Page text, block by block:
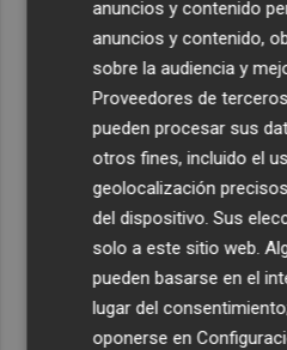
anuncios y contenido
anuncios y contenido,
sobre la audiencia y
Proveedores de
pueden procesar sus
otros fines, incluido el
geolocalización
del dispositivo. Sus
solo a este sitio web.
pueden basarse en el
lugar del
oponerse en